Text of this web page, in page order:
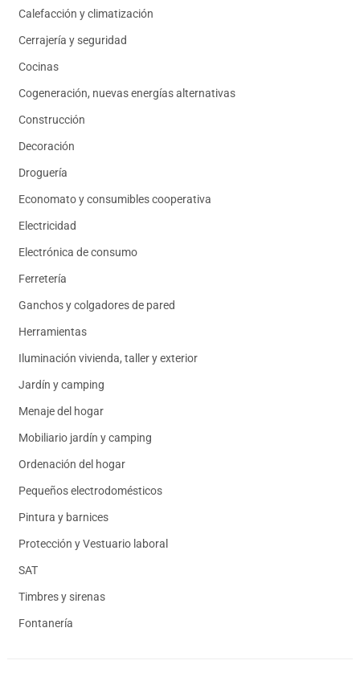
Calefacción y climatización
Cerrajería y seguridad
Cocinas
Cogeneración, nuevas energías alternativas
Construcción
Decoración
Droguería
Economato y consumibles cooperativa
Electricidad
Electrónica de consumo
Ferretería
Ganchos y colgadores de pared
Herramientas
Iluminación vivienda, taller y exterior
Jardín y camping
Menaje del hogar
Mobiliario jardín y camping
Ordenación del hogar
Pequeños electrodomésticos
Pintura y barnices
Protección y Vestuario laboral
SAT
Timbres y sirenas
Fontanería